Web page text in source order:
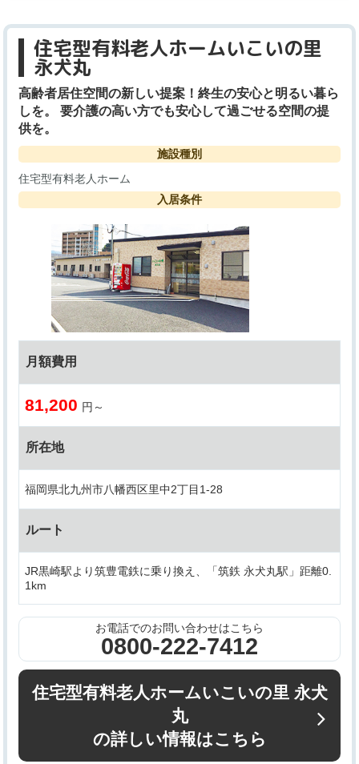
住宅型有料老人ホームいこいの里
永犬丸
高齢者居住空間の新しい提案！終生の安心と明るい暮ら
しを。 要介護の高い方でも安心して過ごせる空間の提
供を。
施設種別
住宅型有料老人ホーム
入居条件
月額費用
81,200 円～
所在地
福岡県北九州市八幡西区里中2丁目1-28
ルート
JR黒崎駅より筑豊電鉄に乗り換え、「筑鉄 永犬丸駅」距離0.
1km
お電話でのお問い合わせはこちら
0800-222-7412
住宅型有料老人ホームいこいの里 永犬
丸
の詳しい情報はこちら